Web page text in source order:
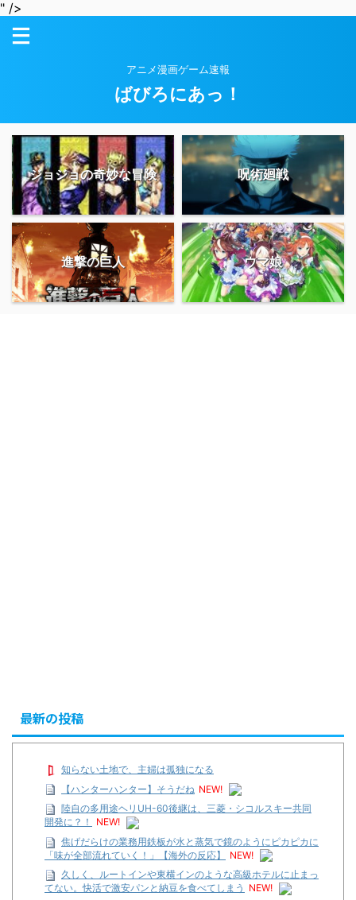
" />
アニメ漫画ゲーム速報
ばびろにあっ！
ジョジョの奇妙な冒険 呪術廻戦
進撃の巨人 ウマ娘
最新の投稿
知らない土地で、主婦は孤独になる
【ハンターハンター】そうだね NEW!
陸自の多用途ヘリUH-60後継は、三菱・シコルスキー共同
開発に？！
NEW!
焦げだらけの業務用鉄板が水と蒸気で鏡のようにピカピカに
「味が全部流れていく！」【海外の反応】
NEW!
久しく、ルートインや東横インのような高級ホテルに止まっ
てない。快活で激安パンと納豆を食べてしまう NEW!